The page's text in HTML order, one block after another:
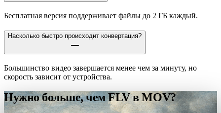
Бесплатная версия поддерживает файлы до 2 ГБ каждый.
Насколько быстро происходит конвертация?
Большинство видео завершается менее чем за минуту, но
скорость зависит от устройства.
Нужно больше, чем FLV в MOV?